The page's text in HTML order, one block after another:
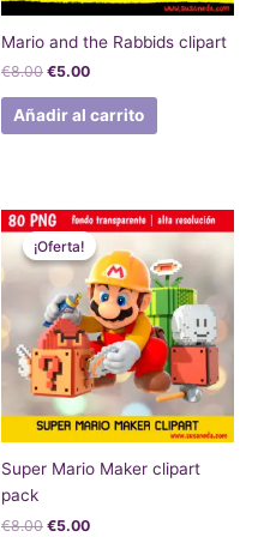
Mario and the Rabbids clipart
€8.00 €5.00
Añadir al carrito
¡Oferta!
¡Oferta!
Super Mario Maker clipart
pack
€8.00
El
precio
original
€8.00.
€5.00
El
precio
actual
es:
€5.00.